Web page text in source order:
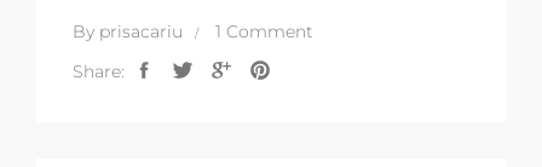
By prisacariu
1 Comment
Share: